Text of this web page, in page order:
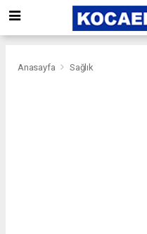
Anasayfa Sağlık